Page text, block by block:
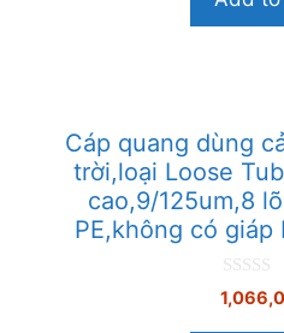
5
Cáp quang dùng
trời,loại Loose
cao,9/125um,8
PE,không có giáp
0
n